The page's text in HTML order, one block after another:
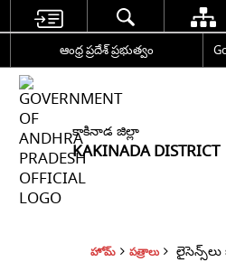
ఆంధ్ర ప్రదేశ్ ప్రభుత్వం
కాకినాడ జిల్లా
KAKINADA DISTRICT
హోమ్ పత్రాలు